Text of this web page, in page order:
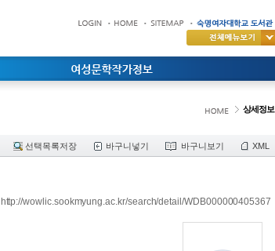
상세정보
선택목록저장 바구니넣기 바구니보기 XML
http://wowlic.sookmyung.ac.kr/search/detail/WDB000000405367